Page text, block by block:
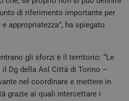
di riferimento importante per
appropriatezza”, ha spiegato
gli sforzi è il territorio: “Le
Dg della Asl Città di Torino –
nel coordinare e mettere in
grazie ai quali intercettare i